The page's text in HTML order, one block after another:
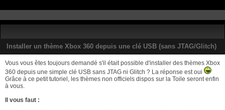
Installer un thème Xbox 360 depuis une clé USB (sans JTAG/Glitch)
Vous vous êtes toujours demandé s'il était possible d'installer des thèmes Xbox
360 depuis une simple clé USB sans JTAG ni Glitch ? La réponse est oui
Grâce à ce petit tutoriel, les thèmes non officiels dispos sur la Toile seront enfin
à vous.
Il vous faut :